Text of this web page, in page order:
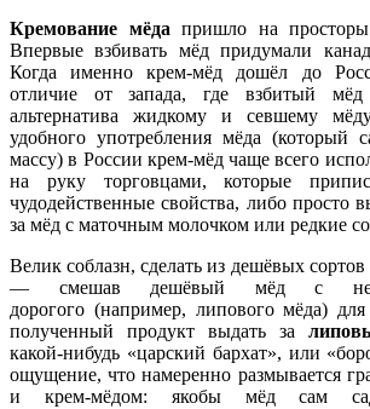
Кремование мёда пришло на
Впервые взбивать мёд придумали
Когда именно крем-мёд дошёл до
отличие от запада, где взбитый мёд
альтернатива жидкому и севшему
удобного употребления мёда (который
массу) в России крем-мёд чаще всего
на руку торговцами, которые
чудодейственные свойства, либо просто
за мёд с маточным молочком или редкие
Велик соблазн, сделать из дешёвых
— смешав дешёвый мёд с
дорогого (например, липового мёда)
полученный продукт выдать за
какой-нибудь «царский бархат», или
ощущение, что намеренно размывается
и крем-мёдом: якобы мёд сам